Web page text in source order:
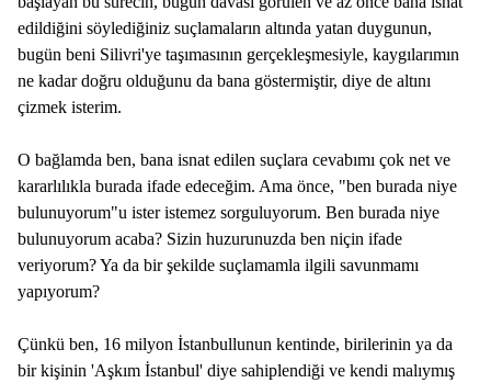
edildiğini söylediğiniz suçlamaların altında yatan duygunun,
bugün beni Silivri'ye taşımasının gerçekleşmesiyle, kaygılarımın
ne kadar doğru olduğunu da bana göstermiştir, diye de altını
çizmek isterim.
O bağlamda ben, bana isnat edilen suçlara cevabımı çok net ve
kararlılıkla burada ifade edeceğim. Ama önce, "ben burada niye
bulunuyorum"u ister istemez sorguluyorum. Ben burada niye
bulunuyorum acaba? Sizin huzurunuzda ben niçin ifade
veriyorum? Ya da bir şekilde suçlamamla ilgili savunmamı
yapıyorum?
Çünkü ben, 16 milyon İstanbullunun kentinde, birilerinin ya da
bir kişinin 'Aşkım İstanbul' diye sahiplendiği ve kendi malıymış